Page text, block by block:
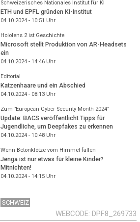
Schweizerisches Nationales Institut für KI
ETH und EPFL gründen KI-Institut
04.10.2024 - 10:51 Uhr
Hololens 2 ist Geschichte
Microsoft stellt Produktion von AR-Headsets
ein
04.10.2024 - 14:46Uhr
Editorial
Katzenhaare und ein Abschied
04.10.2024 - 08:13Uhr
Zum "European Cyber Security Month 2024"
Update: BACS veröffentlicht Tipps für
Jugendliche, um Deepfakes zu erkennen
04.10.2024 - 10:48Uhr
Wenn Betonklötze vom Himmel fallen
Jenga ist nur etwas für kleine Kinder?
Mitnichten!
04.10.2024 - 14:15Uhr
SCHWEIZ
WEBCODE DPF8_269733